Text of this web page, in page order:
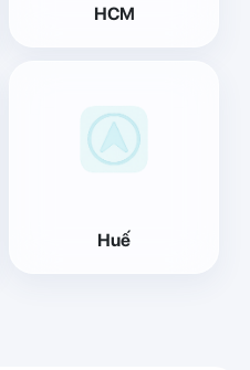
HCM
Huế